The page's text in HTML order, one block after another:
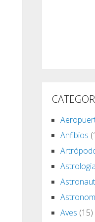
Anfibios
Astrologia
Aves (15)